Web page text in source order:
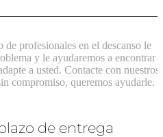
de profesionales en el descanso le
y le ayudaremos a encontrar
a usted. Contacte con nuestros
compromiso, queremos ayudarle.
de entrega